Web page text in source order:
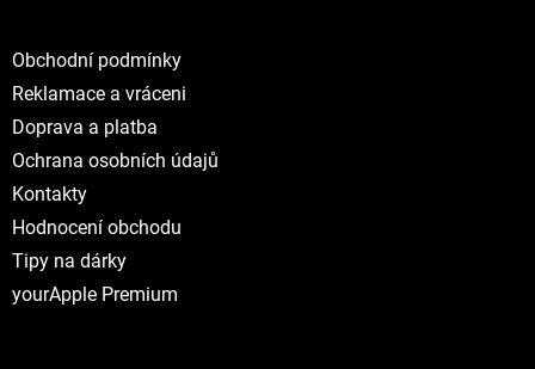
Obchodní podmínky
Reklamace a vráceni
Doprava a platba
Ochrana osobních údajů
Kontakty
Hodnocení obchodu
Tipy na dárky
yourApple Premium